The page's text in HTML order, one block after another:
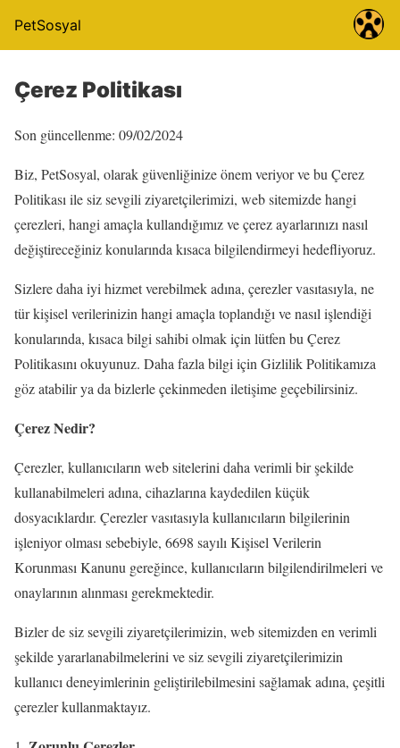
PetSosyal
Çerez Politikası
Son güncellenme: 09/02/2024
Biz, PetSosyal, olarak güvenliğinize önem veriyor ve bu Çerez
Politikası ile siz sevgili ziyaretçilerimizi, web sitemizde hangi
çerezleri, hangi amaçla kullandığımız ve çerez ayarlarınızı nasıl
değiştireceğiniz konularında kısaca bilgilendirmeyi hedefliyoruz.
Sizlere daha iyi hizmet verebilmek adına, çerezler vasıtasıyla, ne
tür kişisel verilerinizin hangi amaçla toplandığı ve nasıl işlendiği
konularında, kısaca bilgi sahibi olmak için lütfen bu Çerez
Politikasını okuyunuz. Daha fazla bilgi için Gizlilik Politikamıza
göz atabilir ya da bizlerle çekinmeden iletişime geçebilirsiniz.
Çerez Nedir?
Çerezler, kullanıcıların web sitelerini daha verimli bir şekilde
kullanabilmeleri adına, cihazlarına kaydedilen küçük
dosyacıklardır. Çerezler vasıtasıyla kullanıcıların bilgilerinin
işleniyor olması sebebiyle, 6698 sayılı Kişisel Verilerin
Korunması Kanunu gereğince, kullanıcıların bilgilendirilmeleri ve
onaylarının alınması gerekmektedir.
Bizler de siz sevgili ziyaretçilerimizin, web sitemizden en verimli
şekilde yararlanabilmelerini ve siz sevgili ziyaretçilerimizin
kullanıcı deneyimlerinin geliştirilebilmesini sağlamak adına, çeşitli
çerezler kullanmaktayız.